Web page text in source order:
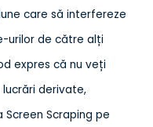
care să interfereze
urilor de către alți
expres că nu veți
derivate,
Scraping pe